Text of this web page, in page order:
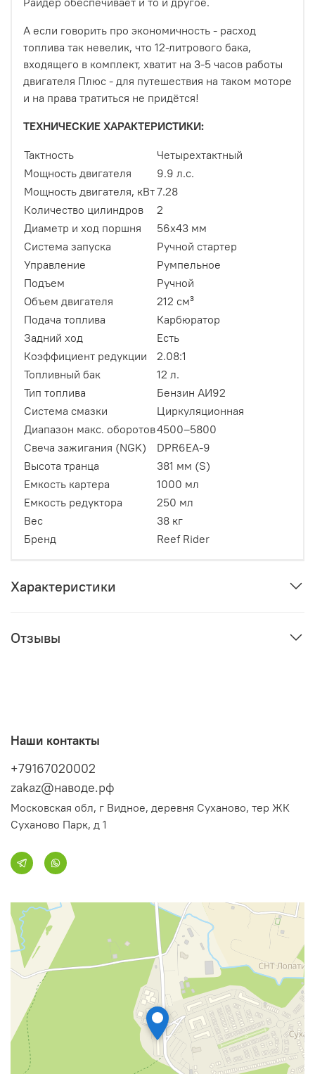
А если говорить про экономичность - расход
топлива так невелик, что 12-литрового бака,
входящего в комплект, хватит на 3-5 часов работы
двигателя Плюс - для путешествия на таком моторе
и на права тратиться не придётся!
ТЕХНИЧЕСКИЕ ХАРАКТЕРИСТИКИ:
Тактность
Четырехтактный
Мощность двигателя
9.9 л.с.
Мощность двигателя, кВт7.28
Количество цилиндров
2
Диаметр и ход поршня
56х43 мм
Система запуска
Ручной стартер
Управление
Румпельное
Подъем
Ручной
Объем двигателя
212 см³
Подача топлива
Карбюратор
Задний ход
Есть
Коэффициент редукции
2.08:1
Топливный бак
12 л.
Тип топлива
Бензин АИ92
Система смазки
Циркуляционная
Диапазон макс. оборотов4500–5800
Свеча зажигания (NGK)
DPR6EA-9
Высота транца
381 мм (S)
Емкость картера
1000 мл
Емкость редуктора
250 мл
Вес
38 кг
Бренд
Reef Rider
Характеристики
Отзывы
Наши контакты
+79167020002
zakaz@наводе.рф
Московская обл, г Видное, деревня Суханово, тер ЖК
Суханово Парк, д 1